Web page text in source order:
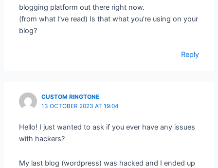
blogging platform out there right now.
(from what I’ve read) Is that what you’re using on your
blog?
Reply
CUSTOM RINGTONE
13 OCTOBER 2023 AT 19:04
Hello! I just wanted to ask if you ever have any issues
with hackers?
My last blog (wordpress) was hacked and I ended up